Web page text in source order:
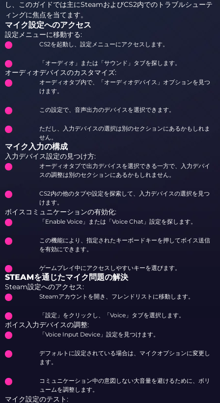
し、このガイドでは主にSteamおよびCS2内でのトラブルシューテ
ィングに焦点を当てます。
マイク設定へのアクセス
設定メニューに移動する:
CS2を起動し、設定メニューにアクセスします。
「オーディオ」または「サウンド」タブを探します。
オーディオデバイスのカスタマイズ:
オーディオタブ内で、「オーディオデバイス」オプションを見つ
けます。
この設定で、音声出力のデバイスを選択できます。
ただし、入力デバイスの選択は別のセクションにあるかもしれま
せん。
マイク入力の構成
入力デバイス設定の見つけ方:
オーディオタブで出力デバイスを選択できる一方で、入力デバイ
スの調整は別のセクションにあるかもしれません。
CS2内の他のタブや設定を探索して、入力デバイスの選択を見つ
けます。
ボイスコミュニケーションの有効化:
「Enable Voice」または「Voice Chat」設定を探します。
この機能により、指定されたキーボードキーを押してボイス送信
を有効にできます。
ゲームプレイ中にアクセスしやすいキーを選びます。
STEAMを通じたマイク問題の解決
Steam設定へのアクセス:
Steamアカウントを開き、フレンドリストに移動します。
「設定」をクリックし、「Voice」タブを選択します。
ボイス入力デバイスの調整:
「Voice Input Device」設定を見つけます。
デフォルトに設定されている場合は、マイクオプションに変更し
ます。
コミュニケーション中の意図しない大音量を避けるために、ボリ
ュームを調整します。
マイク設定のテスト: